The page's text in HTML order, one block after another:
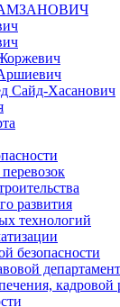
Сайд-Хасанович
развития
технологий
безопасности
департамент
кадровой